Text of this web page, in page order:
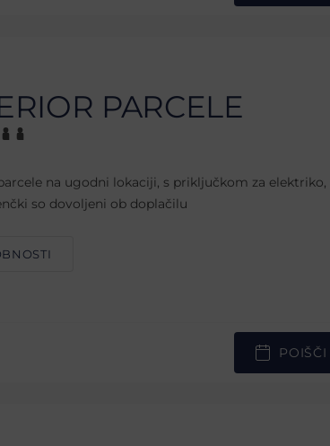
PARCELE
na ugodni lokaciji, s priključkom za elektriko,
so dovoljeni ob doplačilu
POIŠČI